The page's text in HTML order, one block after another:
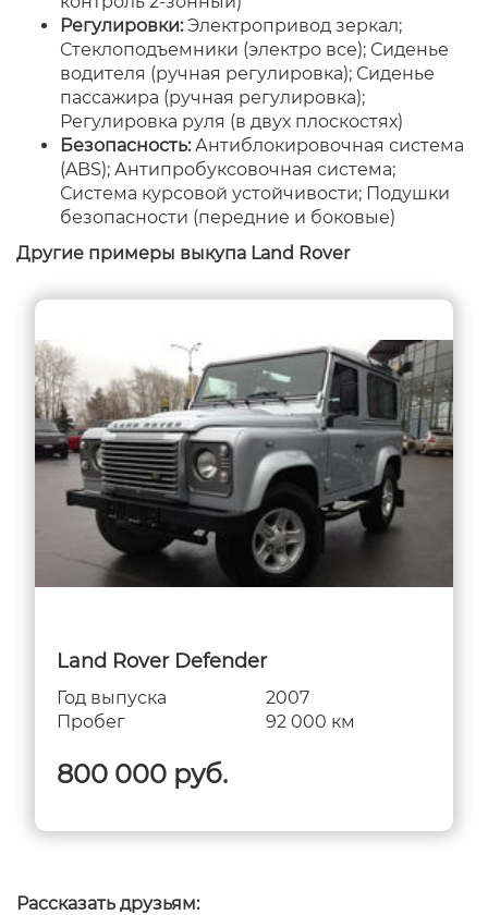
Регулировки:Электропривод зеркал;
Стеклоподъемники (электро все); Сиденье
водителя (ручная регулировка); Сиденье
пассажира (ручная регулировка);
Регулировка руля (в двух плоскостях)
Безопасность:Антиблокировочная система
(ABS); Антипробуксовочная система;
Система курсовой устойчивости; Подушки
безопасности (передние и боковые)
Другие примеры выкупа Land Rover
Land Rover Defender
Год выпуска
2007
Пробег
92 000 км
800 000 руб.
Рассказать друзьям: